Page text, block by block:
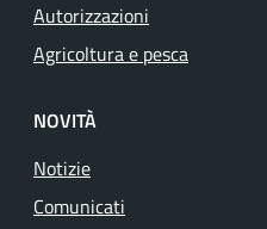
Autorizzazioni
Agricoltura e pesca
NOVITÀ
Notizie
Comunicati